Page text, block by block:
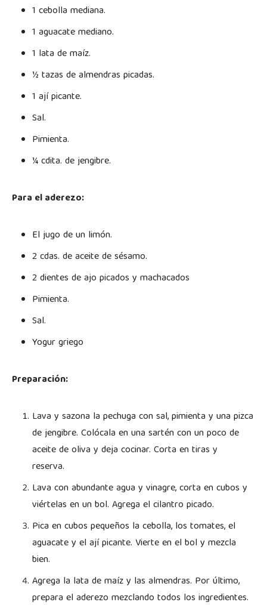
1 cebolla mediana.
1 aguacate mediano.
1 lata de maíz.
½ tazas de almendras picadas.
1 ají picante.
Sal.
Pimienta.
¼ cdita. de jengibre.
Para el aderezo:
El jugo de un limón.
2 cdas. de aceite de sésamo.
2 dientes de ajo picados y machacados
Pimienta.
Sal.
Yogur griego
Preparación:
Lava y sazona la pechuga con sal, pimienta y una pizca
de jengibre. Colócala en una sartén con un poco de
aceite de oliva y deja cocinar. Corta en tiras y
reserva.
Lava con abundante agua y vinagre, corta en cubos y
viértelas en un bol. Agrega el cilantro picado.
Pica en cubos pequeños la cebolla, los tomates, el
aguacate y el ají picante. Vierte en el bol y mezcla
bien.
Agrega la lata de maíz y las almendras. Por último,
prepara el aderezo mezclando todos los ingredientes.